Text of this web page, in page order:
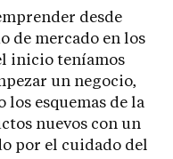
desde
de mercado en los
inicio teníamos
un negocio,
esquemas de la
nuevos con un
por el cuidado del